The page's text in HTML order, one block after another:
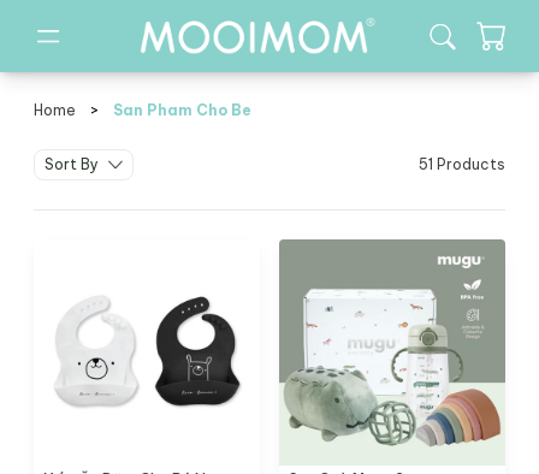
Home > San Pham Cho Be
san pham cho be
Sort By 51 Products